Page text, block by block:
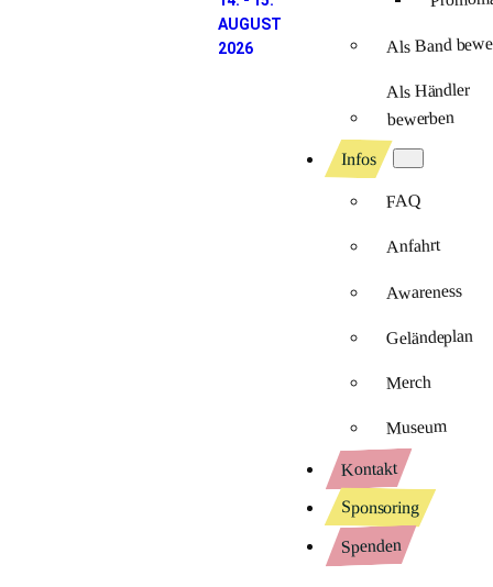
AUGUST
2026
Als Band
Als Händler
bewerben
Infos
FAQ
Anfahrt
Awareness
Geländeplan
Merch
Museum
Kontakt
Sponsoring
Spenden